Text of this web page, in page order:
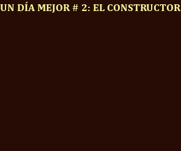
UN DÍA MEJOR # 2: EL CONSTRUCTOR